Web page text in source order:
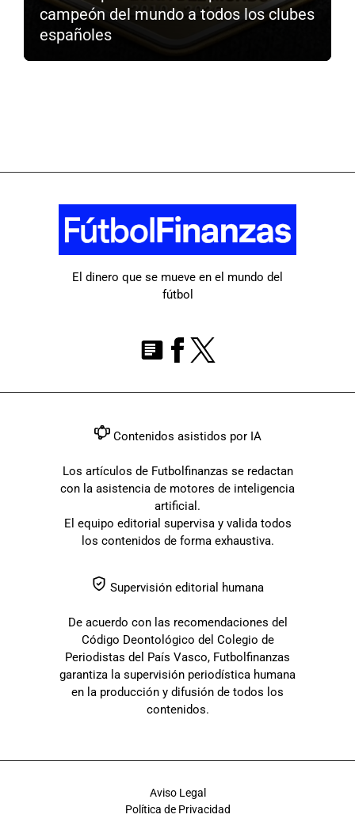
campeón del mundo a todos los clubes
españoles
El dinero que se mueve en el mundo del
fútbol
Contenidos asistidos por IA
Los artículos de Futbolfinanzas se redactan
con la asistencia de motores de inteligencia
artificial.
El equipo editorial supervisa y valida todos
los contenidos de forma exhaustiva.
Supervisión editorial humana
De acuerdo con las recomendaciones del
Código Deontológico del Colegio de
Periodistas del País Vasco, Futbolfinanzas
garantiza la supervisión periodística humana
en la producción y difusión de todos los
contenidos.
Aviso Legal
Política de Privacidad